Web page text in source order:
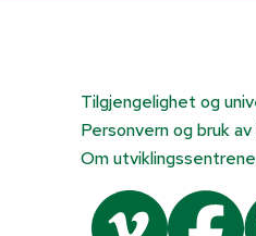
Tilgjengelighet og
Personvern og bruk
Om utviklingssentrene